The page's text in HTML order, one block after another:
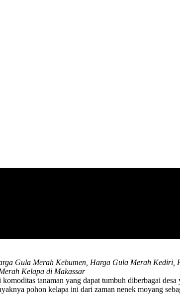
Gula Merah Kebumen, Harga Gula Merah Kediri,
Kelapa di Makassar
tanaman yang dapat tumbuh diberbagai
pohon kelapa ini dari zaman nenek moyang